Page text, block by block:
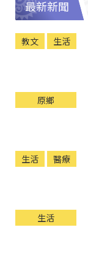
最新新聞
教文 生活
原鄉
生活 醫療
生活